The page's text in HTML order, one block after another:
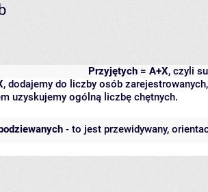
Przyjętych = A+X, czyli
, dodajemy do liczby osób
uzyskujemy ogólną liczbę chętnych.
- to jest przewidywany,